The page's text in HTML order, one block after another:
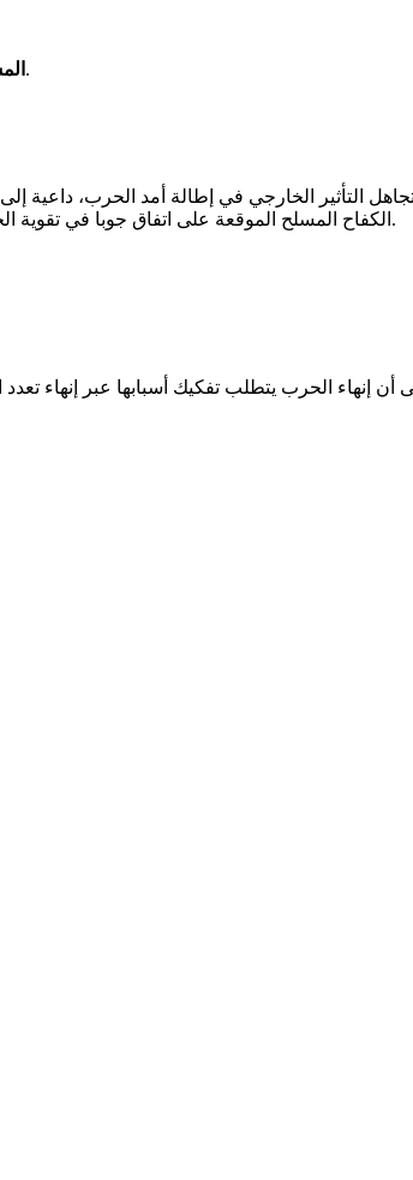
المعني بمنبر جدة، ويركز على وقف إطلاق النار، الترتيبات الأمنية، حماية المدنيين، وإيصال المساعدات.
التأثير الخارجي في إطالة أمد الحرب، داعية
الكفاح المسلح الموقعة على اتفاق جوبا في تقوية الجيش الوطني المهني الموحد، معتبرة أن معالجة عقبات دمج وتسريح القوات يجب أن تتم عبر آلية شفافة وجدول زمني محدد.
أن إنهاء الحرب يتطلب تفكيك أسبابها عبر إنهاء